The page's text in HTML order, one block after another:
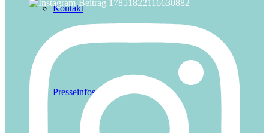
Kontakt
Presseinfos